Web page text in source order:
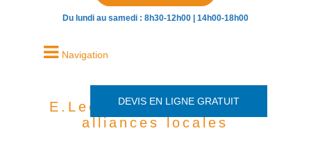
Du lundi au samedi : 8h30-12h00 | 14h00-18h00
Navigation
DEVIS EN LIGNE GRATUIT
E.Leclerc Aurillac et les
alliances locales